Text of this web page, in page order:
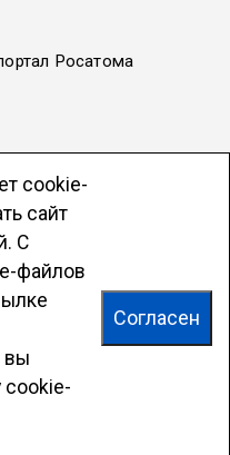
cookie-
сайт
С
файлов
вы
cookie-
Согласен
Росатома
обработки
образовательной
МИФИ
© Viti-Mephi.ru
институт НИЯУ
ул. Ленина, д.